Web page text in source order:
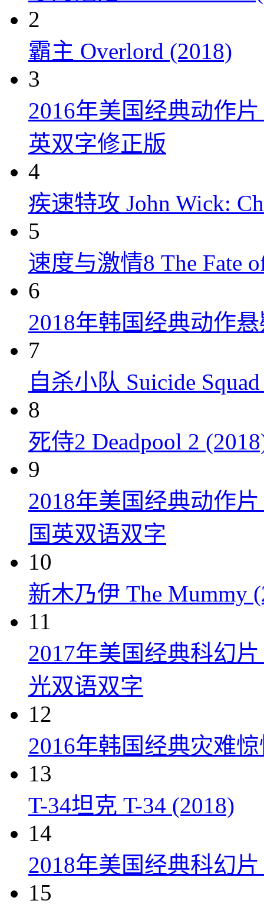
2
霸主 Overlord (2018)
3
2016年美国经典动作
英双字修正版
4
疾速特攻 John Wick:
5
速度与激情8 The Fate
6
2018年韩国经典动作
7
自杀小队 Suicide
8
死侍2 Deadpool 2
9
2018年美国经典动作
国英双语双字
10
新木乃伊 The Mummy
11
2017年美国经典科幻
光双语双字
12
2016年韩国经典灾难
13
T-34坦克 T-34 (2018)
14
2018年美国经典科幻
15